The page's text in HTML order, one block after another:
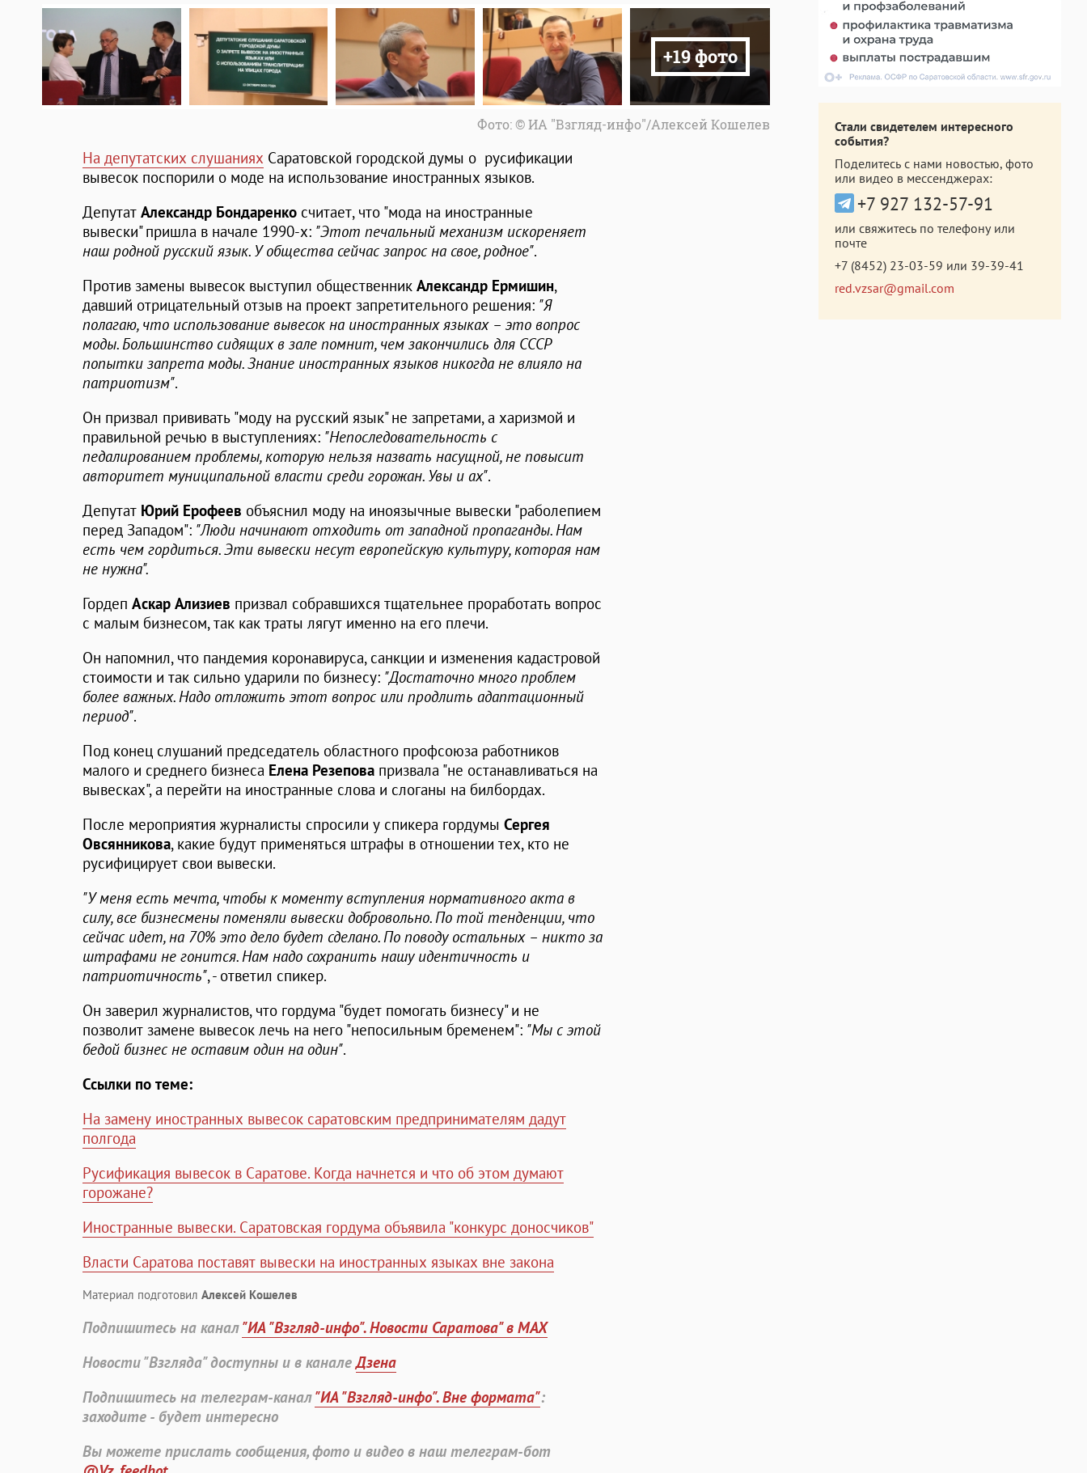
+19 фото
Фото: © ИА "Взгляд-инфо"/Алексей Кошелев
На депутатских слушаниях Саратовской городской думы о русификации
вывесок поспорили о моде на использование иностранных языков.
Депутат Александр Бондаренко считает, что "мода на иностранные
вывески" пришла в начале 1990-х: "Этот печальный механизм искореняет
наш родной русский язык. У общества сейчас запрос на свое, родное".
Против замены вывесок выступил общественник Александр Ермишин,
давший отрицательный отзыв на проект запретительного решения: "Я
полагаю, что использование вывесок на иностранных языках – это вопрос
моды. Большинство сидящих в зале помнит, чем закончились для СССР
попытки запрета моды. Знание иностранных языков никогда не влияло на
патриотизм".
Он призвал прививать "моду на русский язык" не запретами, а харизмой и
правильной речью в выступлениях: "Непоследовательность с
педалированием проблемы, которую нельзя назвать насущной, не повысит
авторитет муниципальной власти среди горожан. Увы и ах".
Депутат Юрий Ерофеев объяснил моду на иноязычные вывески "раболепием
перед Западом": "Люди начинают отходить от западной пропаганды. Нам
есть чем гордиться. Эти вывески несут европейскую культуру, которая нам
не нужна".
Гордеп Аскар Ализиев призвал собравшихся тщательнее проработать вопрос
с малым бизнесом, так как траты лягут именно на его плечи.
Он напомнил, что пандемия коронавируса, санкции и изменения кадастровой
стоимости и так сильно ударили по бизнесу: "Достаточно много проблем
более важных. Надо отложить этот вопрос или продлить адаптационный
период".
Под конец слушаний председатель областного профсоюза работников
малого и среднего бизнеса Елена Резепова призвала "не останавливаться на
вывесках", а перейти на иностранные слова и слоганы на билбордах.
После мероприятия журналисты спросили у спикера гордумы Сергея
Овсянникова, какие будут применяться штрафы в отношении тех, кто не
русифицирует свои вывески.
"У меня есть мечта, чтобы к моменту вступления нормативного акта в
силу, все бизнесмены поменяли вывески добровольно. По той тенденции, что
сейчас идет, на 70% это дело будет сделано. По поводу остальных – никто за
штрафами не гонится. Нам надо сохранить нашу идентичность и
патриотичность", - ответил спикер.
Он заверил журналистов, что гордума "будет помогать бизнесу" и не
позволит замене вывесок лечь на него "непосильным бременем": "Мы с этой
бедой бизнес не оставим один на один".
Ссылки по теме:
На замену иностранных вывесок саратовским предпринимателям дадут
полгода
Русификация вывесок в Саратове. Когда начнется и что об этом думают
горожане?
Иностранные вывески. Саратовская гордума объявила "конкурс доносчиков"
Власти Саратова поставят вывески на иностранных языках вне закона
Материал подготовил Алексей Кошелев
Подпишитесь на канал"ИА "Взгляд-инфо". Новости Саратова" в MAX
Новости "Взгляда" доступны и в каналеДзена
Подпишитесь на телеграм-канал"ИА "Взгляд-инфо". Вне формата":
заходите - будет интересно
Вы можете прислать сообщения, фото и видео в наш телеграм-бот
Стали свидетелем интересного
события?
Поделитесь с нами новостью, фото
или видео в мессенджерах:
+7 927 132-57-91
или свяжитесь по телефону или
почте
+7 (8452) 23-03-59 или 39-39-41
red.vzsar@gmail.com